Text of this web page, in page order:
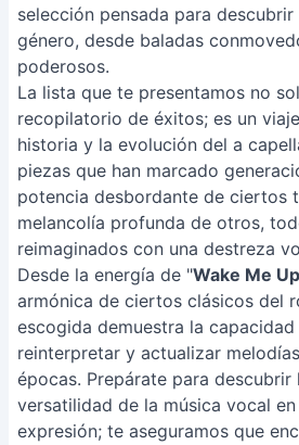
selección pensada para
género, desde baladas
poderosos.
La lista que te presentamos no
recopilatorio de éxitos; es un
historia y la evolución del a
piezas que han marcado
potencia desbordante de ciertos
melancolía profunda de otros,
reimaginados con una destreza
Desde la energía de "Wake Me Up
armónica de ciertos clásicos del
escogida demuestra la
reinterpretar y actualizar
épocas. Prepárate para descubrir
versatilidad de la música vocal
expresión; te aseguramos que